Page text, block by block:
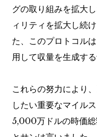
グの取り組みを拡大
ィリティを拡大し続
た、このプロトコル
用して収量を生成する
これらの努力により
したい重要なマイル
5,000万ドルの時価